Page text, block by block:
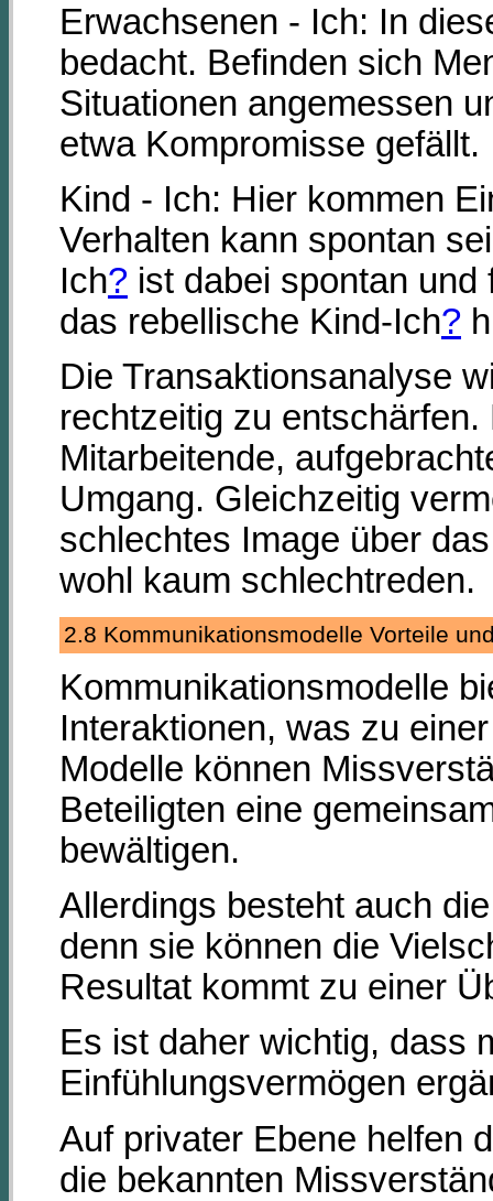
Erwachsenen - Ich: In
bedacht. Befinden sich
Situationen angemessen
etwa Kompromisse gefällt.
Kind - Ich: Hier kommen
Verhalten kann spontan
Ich? ist dabei spontan
das rebellische Kind-Ich?
Die Transaktionsanalyse
rechtzeitig zu
Mitarbeitende,
Umgang. Gleichzeitig
schlechtes Image über
wohl kaum schlechtreden.
2.8 Kommunikationsmodelle Vorteile
Kommunikationsmodelle
Interaktionen, was zu
Modelle können
Beteiligten eine
bewältigen.
Allerdings besteht auch
denn sie können die
Resultat kommt zu einer
Es ist daher wichtig, dass
Einfühlungsvermögen
Auf privater Ebene helfen
die bekannten